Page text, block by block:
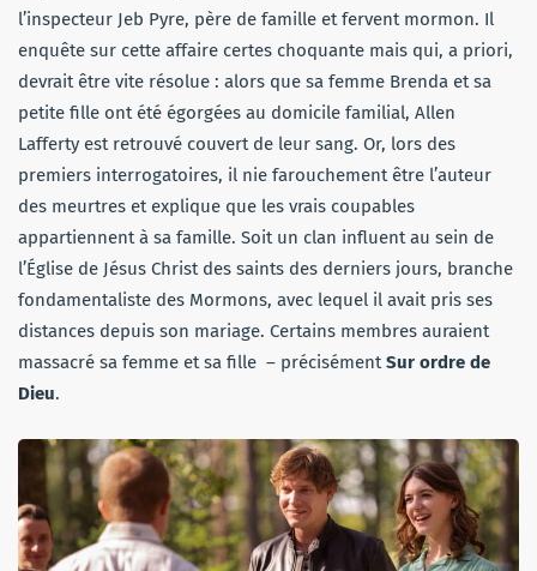
l’inspecteur Jeb Pyre, père de famille et fervent mormon. Il
enquête sur cette affaire certes choquante mais qui, a priori,
devrait être vite résolue : alors que sa femme Brenda et sa
petite fille ont été égorgées au domicile familial, Allen
Lafferty est retrouvé couvert de leur sang. Or, lors des
premiers interrogatoires, il nie farouchement être l’auteur
des meurtres et explique que les vrais coupables
appartiennent à sa famille. Soit un clan influent au sein de
l’Église de Jésus Christ des saints des derniers jours, branche
fondamentaliste des Mormons, avec lequel il avait pris ses
distances depuis son mariage. Certains membres auraient
massacré sa femme et sa fille – précisémentSur ordre de
Dieu.